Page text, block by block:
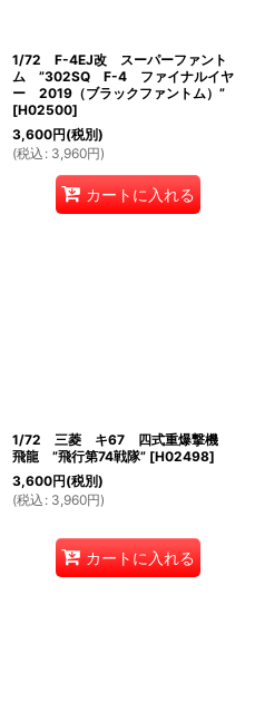
1/72 F-4EJ改 スーパーファント
ム ”302SQ F-4 ファイナルイヤ
ー 2019（ブラックファントム）”
[H02500]
3,600円(税別)
(税込 : 3,960円)
カートに入れる
1/72 三菱 キ67 四式重爆撃機
飛龍 ”飛行第74戦隊” [H02498]
3,600円(税別)
(税込 : 3,960円)
カートに入れる